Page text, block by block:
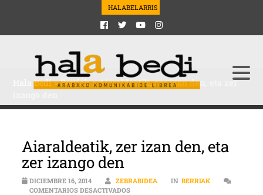
HALABELARRIS
Hala Bedi>Berriak>Aiaraldeatik, zer izan den, eta zer
Aiaraldeatik, zer izan den, eta
zer izango den
DICIEMBRE 16, 2014 ZEBRABIDEA IN BERRIAK
COMENTARIOS DESACTIVADOSEN AIARALDEATIK, ZER IZAN DEN, ETA